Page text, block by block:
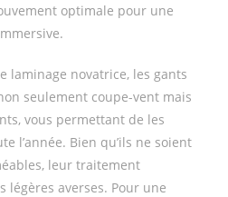
optimale pour une
laminage novatrice, les gants
seulement coupe-vent mais
vous permettant de les
l’année. Bien qu’ils ne soient
leur traitement
légères averses. Pour une